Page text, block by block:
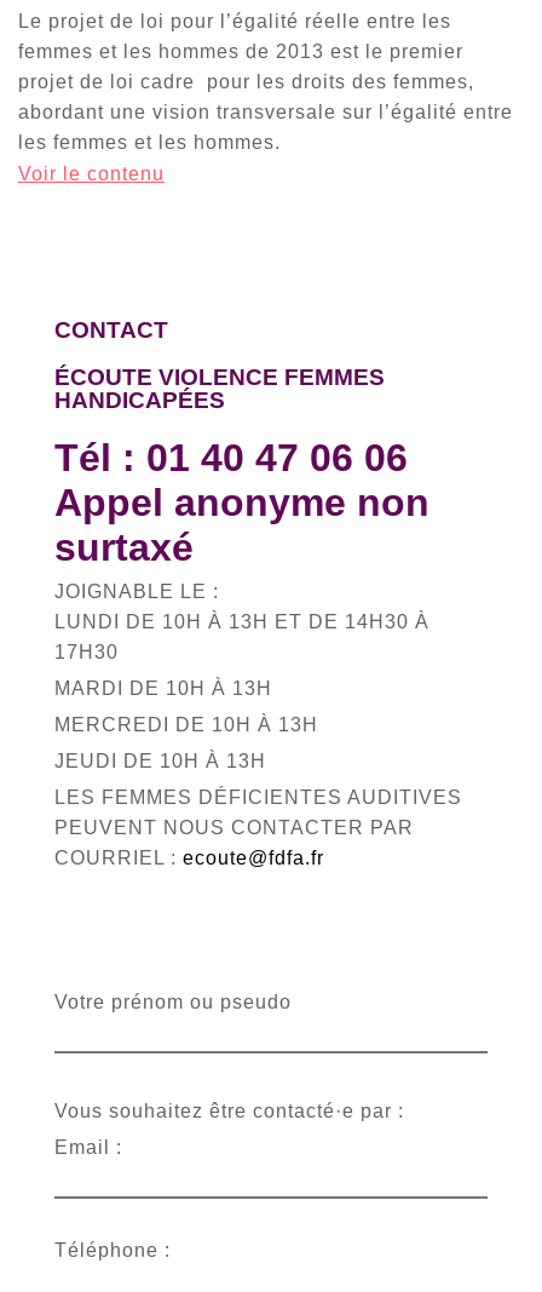
Le projet de loi pour l’égalité réelle entre les
femmes et les hommes de 2013 est le premier
projet de loi cadre pour les droits des femmes,
abordant une vision transversale sur l’égalité entre
les femmes et les hommes.
Voir le contenu
CONTACT
ÉCOUTE VIOLENCE FEMMES
HANDICAPÉES
Tél : 01 40 47 06 06
Appel anonyme non
surtaxé
JOIGNABLE LE :
LUNDI DE 10H À 13H ET DE 14H30 À
17H30
MARDI DE 10H À 13H
MERCREDI DE 10H À 13H
JEUDI DE 10H À 13H
LES FEMMES DÉFICIENTES AUDITIVES
PEUVENT NOUS CONTACTER PAR
COURRIEL : ecoute@fdfa.fr
Votre prénom ou pseudo
Vous souhaitez être contacté·e par :
Email :
Téléphone :